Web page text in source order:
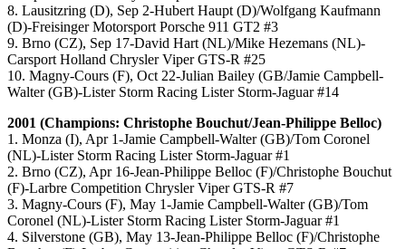
8. Lausitzring (D), Sep 2-Hubert Haupt (D)/Wolfgang Kaufmann
(D)-Freisinger Motorsport Porsche 911 GT2 #3
9. Brno (CZ), Sep 17-David Hart (NL)/Mike Hezemans (NL)-
Carsport Holland Chrysler Viper GTS-R #25
10. Magny-Cours (F), Oct 22-Julian Bailey (GB/Jamie Campbell-
Walter (GB)-Lister Storm Racing Lister Storm-Jaguar #14
2001 (Champions: Christophe Bouchut/Jean-Philippe Belloc)
1. Monza (I), Apr 1-Jamie Campbell-Walter (GB)/Tom Coronel
(NL)-Lister Storm Racing Lister Storm-Jaguar #1
2. Brno (CZ), Apr 16-Jean-Philippe Belloc (F)/Christophe Bouchut
(F)-Larbre Competition Chrysler Viper GTS-R #7
3. Magny-Cours (F), May 1-Jamie Campbell-Walter (GB)/Tom
Coronel (NL)-Lister Storm Racing Lister Storm-Jaguar #1
4. Silverstone (GB), May 13-Jean-Philippe Belloc (F)/Christophe